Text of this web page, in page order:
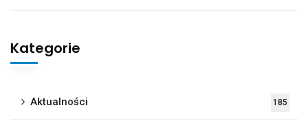
Kategorie
Aktualności 185